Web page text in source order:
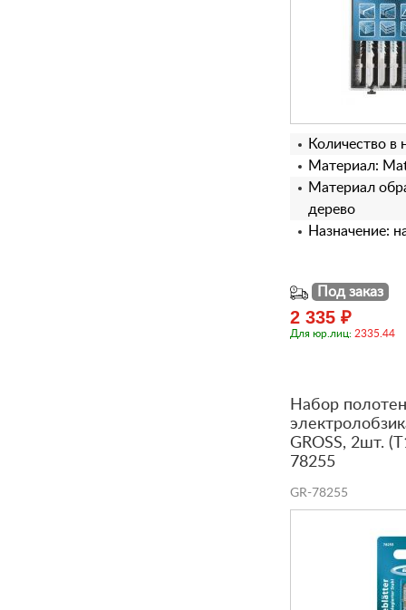
Количество в
Материал:
Материал
дерево
Назначение:
Под заказ
2 335 ₽
Для юр.лиц: 2335.44
Набор
GROSS, 2шт.
78255
GR-78255